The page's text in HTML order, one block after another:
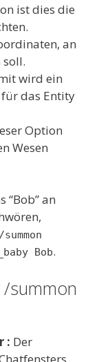
ist dies die
an
soll.
wird ein
das Entity
Option
Wesen
“Bob” an
/summon
Bob.
summon
: Der